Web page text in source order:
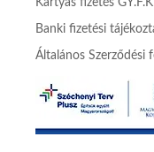
Banki fizetési
Általános Szerződési